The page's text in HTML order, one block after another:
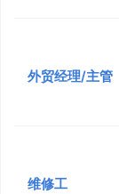
外贸经理/主管
维修工